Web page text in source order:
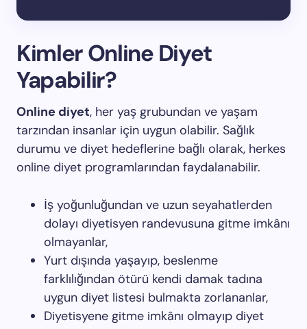
Kimler Online Diyet
Yapabilir?
Online diyet, her yaş grubundan ve yaşam
tarzından insanlar için uygun olabilir. Sağlık
durumu ve diyet hedeflerine bağlı olarak, herkes
online diyet programlarından faydalanabilir.
İş yoğunluğundan ve uzun seyahatlerden
dolayı diyetisyen randevusuna gitme imkânı
olmayanlar,
Yurt dışında yaşayıp, beslenme
farklılığından ötürü kendi damak tadına
uygun diyet listesi bulmakta zorlananlar,
Diyetisyene gitme imkânı olmayıp diyet